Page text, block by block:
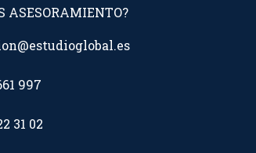
ASESORAMIENTO?
997
31 02